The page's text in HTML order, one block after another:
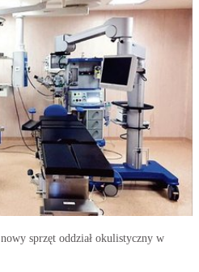
sprzęt oddział okulistyczny w